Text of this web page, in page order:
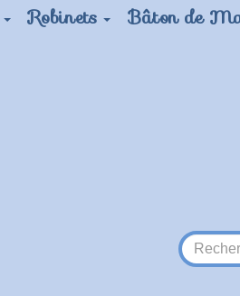
Robinets Bâton de